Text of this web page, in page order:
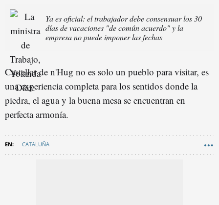
Ya es oficial: el trabajador debe consensuar los 30
días de vacaciones "de común acuerdo" y la
empresa no puede imponer las fechas
Castellar de n'Hug no es solo un pueblo para visitar, es
una experiencia completa para los sentidos donde la
piedra, el agua y la buena mesa se encuentran en
perfecta armonía.
CATALUÑA